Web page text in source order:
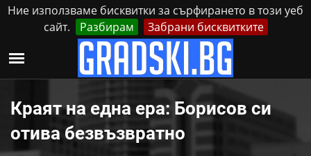
Ние използваме бисквитки за сърфирането в този уеб
сайт.
Разбирам Забрани бисквитките
Петък, 7 Август, 2026 Реклама Контакти
Краят на една ера: Борисов си
отива безвъзвратно